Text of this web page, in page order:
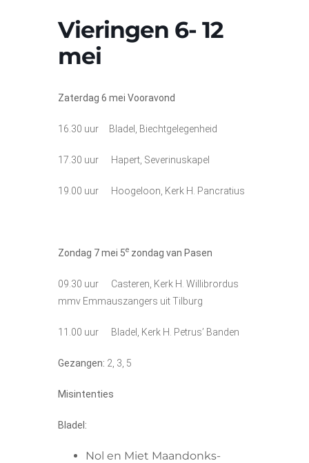
Vieringen 6- 12
mei
Zaterdag 6 mei Vooravond
16.30 uur Bladel, Biechtgelegenheid
17.30 uur Hapert, Severinuskapel
19.00 uur Hoogeloon, Kerk H. Pancratius
Zondag 7mei 5e zondag van Pasen
09.30 uur Casteren, Kerk H. Willibrordus
mmv Emmauszangers uit Tilburg
11.00 uur Bladel, Kerk H. Petrus’ Banden
Gezangen: 2, 3, 5
Misintenties
Bladel:
Nol en Miet Maandonks-